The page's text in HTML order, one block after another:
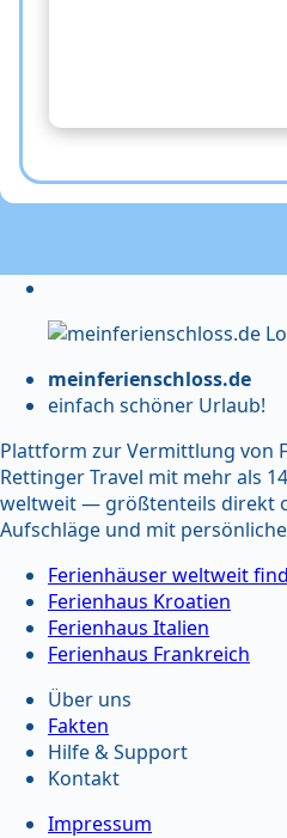
meinferienschloss.de
einfach schöner Urlaub!
Plattform zur Vermittlung von
Rettinger Travel mit mehr als
weltweit — größtenteils direkt
Aufschläge und mit
Ferienhäuser weltweit
Ferienhaus Kroatien
Ferienhaus Italien
Ferienhaus Frankreich
Über uns
Fakten
Hilfe & Support
Kontakt
Impressum